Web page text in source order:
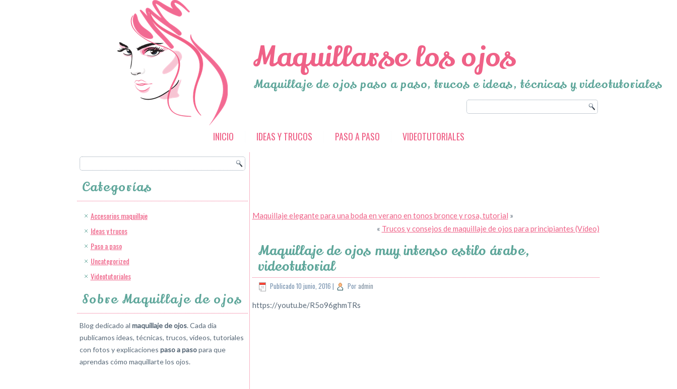
Maquillarse los ojos
Maquillaje de ojos paso a paso, trucos e ideas, técnicas y videotutoriales
INICIO IDEAS Y TRUCOS PASO A PASO VIDEOTUTORIALES
Categorías
Accesorios maquillaje
Ideas y trucos
Paso a paso
Uncategorized
Videotutoriales
Sobre Maquillaje de ojos
Blog dedicado al maquillaje de ojos. Cada día
publicamos ideas, técnicas, trucos, vídeos, tutoriales
con fotos y explicaciones paso a pasopara que
aprendas cómo maquillarte los ojos.
Maquillaje elegante para una boda en verano en tonos bronce y rosa, tutorial »
« Trucos y consejos de maquillaje de ojos para principiantes (Vídeo)
Maquillaje de ojos muy intenso estilo árabe,
videotutorial
Publicado 10 junio, 2016 | Poradmin
https://youtu.be/R5o96ghmTRs